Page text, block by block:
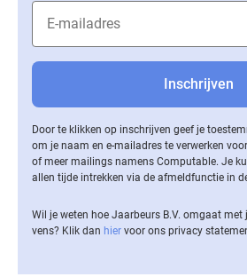
Door te klikken op inschrijven geef je
om je naam en e-mailadres te verwerken
of meer mailings namens Computable. Je
allen tijde intrekken via de af­meld­func­tie in
Wil je weten hoe Jaarbeurs B.V. omgaat
vens? Klik dan hier voor ons privacy